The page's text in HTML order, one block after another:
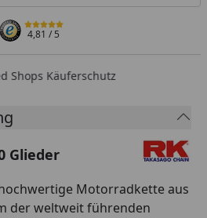
4,81/ 5
Shops Käuferschutz
Glieder
hochwertige Motorradkette aus
der weltweit führenden